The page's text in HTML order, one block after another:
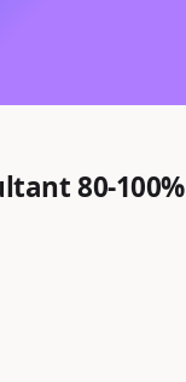
80-100%